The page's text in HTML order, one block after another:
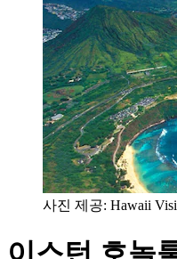
사진 제공: Hawaii